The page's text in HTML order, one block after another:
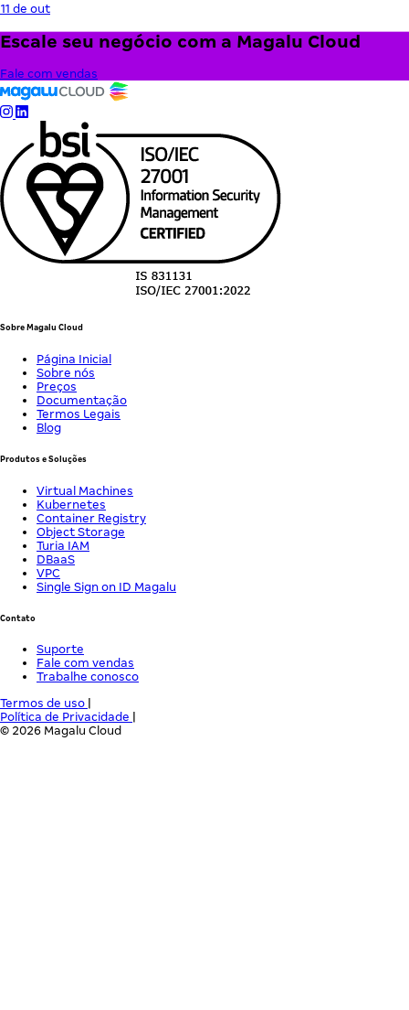
11 de out
Escale seu negócio com a Magalu Cloud
Fale com vendas
Sobre Magalu Cloud
Página Inicial
Sobre nós
Preços
Documentação
Termos Legais
Blog
Produtos e Soluções
Virtual Machines
Kubernetes
Container Registry
Object Storage
Turia IAM
DBaaS
VPC
Single Sign on ID Magalu
Contato
Suporte
Fale com vendas
Trabalhe conosco
Termos de uso
Política de Privacidade
© 2026 Magalu Cloud